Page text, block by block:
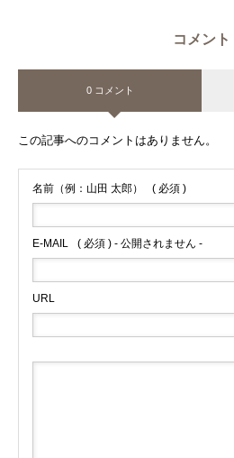
コメント
0 コメント
この記事へのコメントはありません。
名前（例：山田 太郎） ( 必須 )
E-MAIL ( 必須 ) - 公開されません -
URL